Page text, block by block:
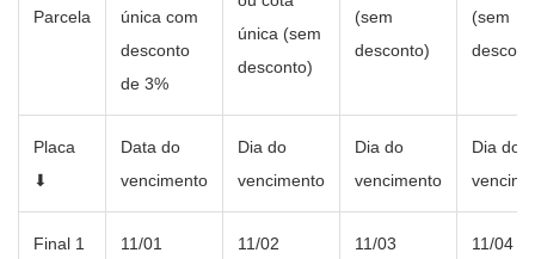
Parcela
única com
desconto
de 3%
única (sem
desconto)
(sem
desconto)
(sem
Placa
⬇
Data do
vencimento
Dia do
vencimento
Dia do
vencimento
Dia do
Final 1 11/01 11/02 11/03 11/04